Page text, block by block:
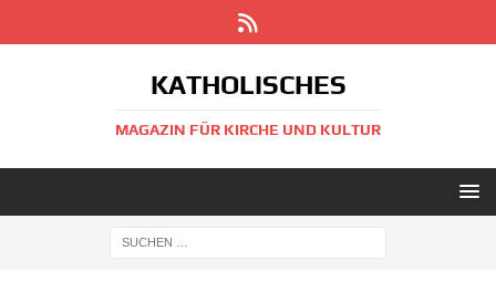
KATHOLISCHES
MAGAZIN FÜR KIRCHE UND KULTUR